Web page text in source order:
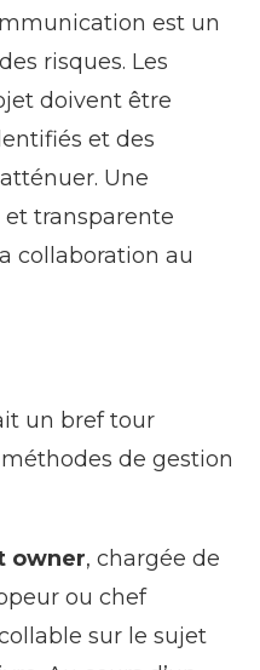
est un
risques. Les
doivent être
et des
Une
transparente
collaboration au
un bref tour
de gestion
owner, chargée de
ou chef
sur le sujet